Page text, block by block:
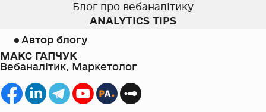
Блог про вебаналітику
ANALYTICS TIPS
Автор блогу
МАКС ГАПЧУК
Вебаналітик, Маркетолог